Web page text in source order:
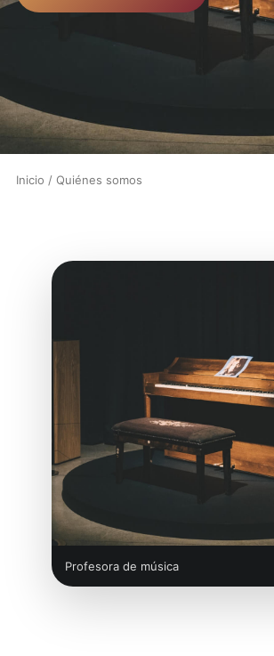
Inicio / Quiénes somos
Profesora de música